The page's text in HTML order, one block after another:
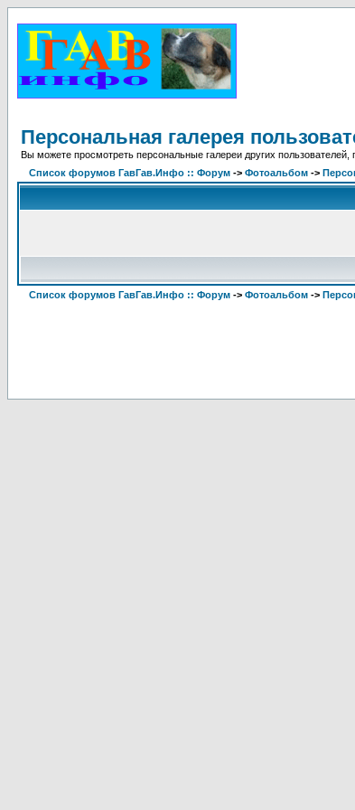
Персональная галерея
Вы можете просмотреть персональные галереи других
Список форумов ГавГав.Инфо :: Форум -> Фотоальбом ->
Список форумов ГавГав.Инфо :: Форум -> Фотоальбом ->